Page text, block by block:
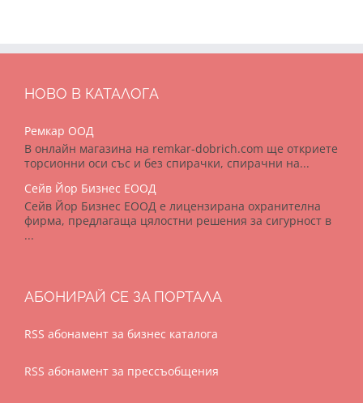
НОВО В КАТАЛОГА
Ремкар ООД
В онлайн магазина на remkar-dobrich.com ще откриете
торсионни оси със и без спирачки, спирачни на...
Сейв Йор Бизнес ЕООД
Сейв Йор Бизнес ЕООД е лицензирана охранителна
фирма, предлагаща цялостни решения за сигурност в
...
АБОНИРАЙ СЕ ЗА ПОРТАЛА
RSS абонамент за бизнес каталога
RSS абонамент за прессъобщения